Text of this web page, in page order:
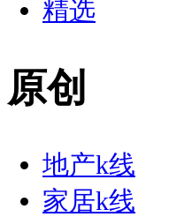
精选
原创
地产k线
家居k线